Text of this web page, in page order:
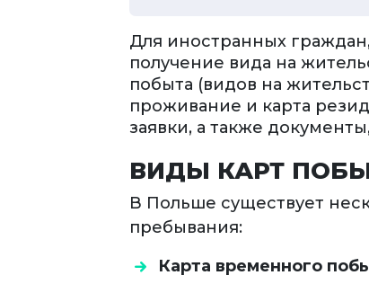
Для иностранных
получение вида на
побыта (видов на
проживание и карта
заявки, а также
ВИДЫ КАРТ
В Польше существует
пребывания:
Карта временного